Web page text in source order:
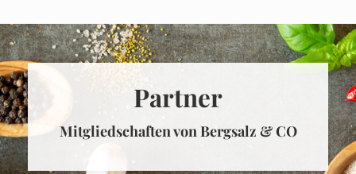
Partner
Mitgliedschaften von Bergsalz & CO